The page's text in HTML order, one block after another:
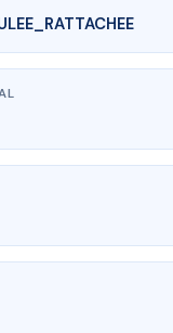
AC6830459
EDELWEISS